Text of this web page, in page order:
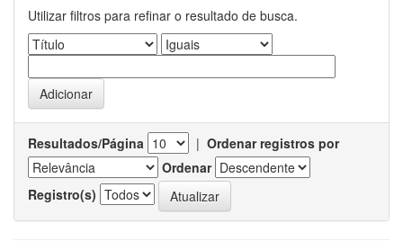
Utilizar filtros para refinar o resultado de busca.
Resultados/Página | Ordenar registros por
Ordenar
Registro(s)